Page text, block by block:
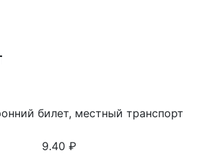
билет, местный транспорт
9.40 ₽